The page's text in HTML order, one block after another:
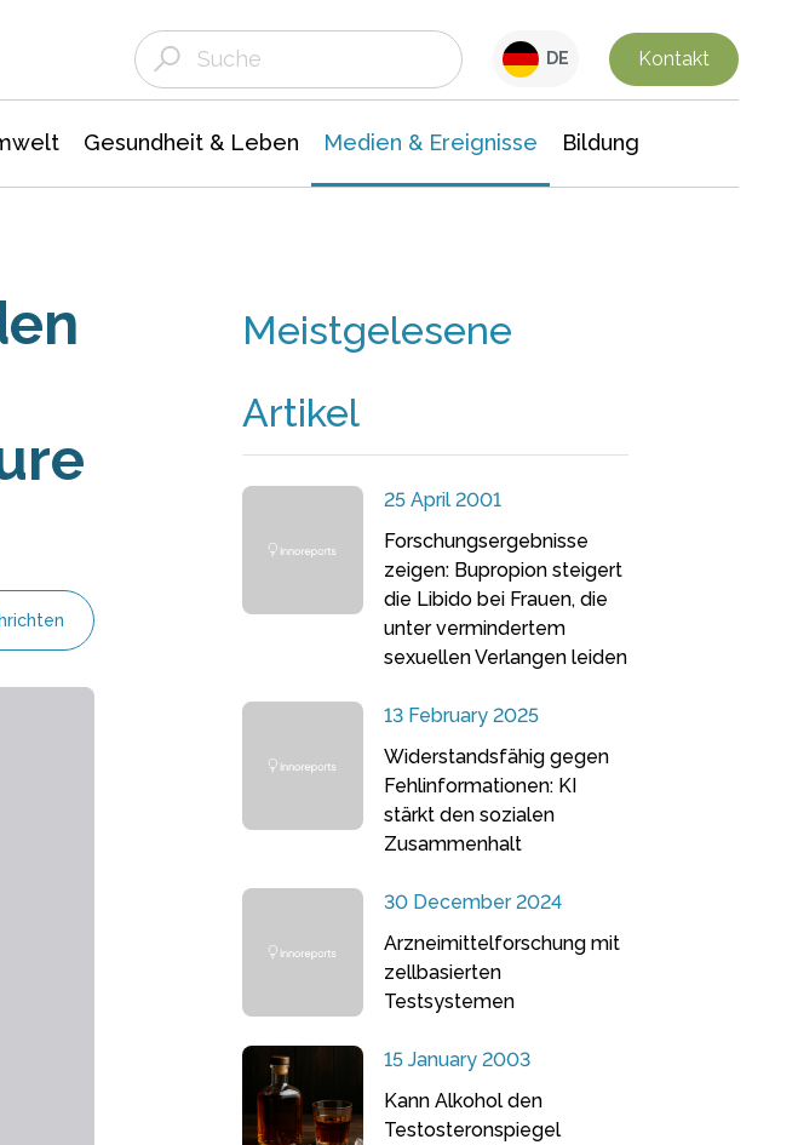
DE Kontakt
Gesundheit & Leben Medien & Ereignisse Bildung
Meistgelesene
Artikel
25 April 2001
Forschungsergebnisse
zeigen: Bupropion steigert
die Libido bei Frauen, die
unter vermindertem
sexuellen Verlangen leiden
13 February 2025
Widerstandsfähig gegen
Fehlinformationen: KI
stärkt den sozialen
Zusammenhalt
30 December 2024
Arzneimittelforschung mit
zellbasierten
Testsystemen
15 January 2003
Kann Alkohol den
Testosteronspiegel